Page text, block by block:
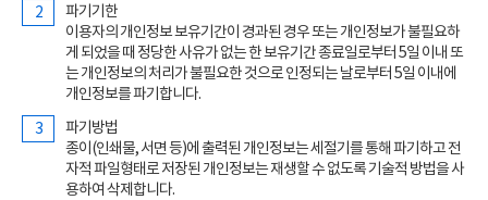
파기기한
이용자의 개인정보 보유기간이 경과된 경우 또는 개인정보가 불필요하
게 되었을 때 정당한 사유가 없는 한 보유기간 종료일로부터 5일 이내 또
는 개인정보의 처리가 불필요한 것으로 인정되는 날로부터 5일 이내에
개인정보를 파기합니다.
파기방법
종이(인쇄물, 서면 등)에 출력된 개인정보는 세절기를 통해 파기하고 전
자적 파일형태로 저장된 개인정보는 재생할 수 없도록 기술적 방법을 사
용하여 삭제합니다.